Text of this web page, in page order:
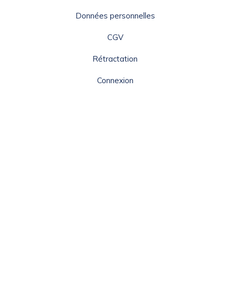
Données personnelles
CGV
Rétractation
Connexion